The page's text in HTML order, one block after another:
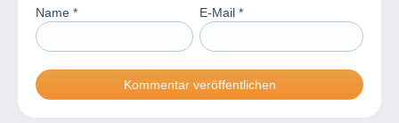
Name * E-Mail *